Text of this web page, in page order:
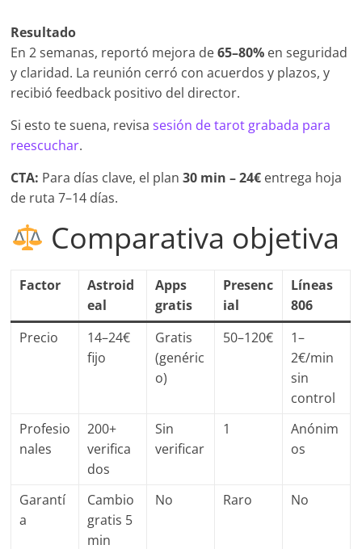
Resultado
En 2 semanas, reportó mejora de65–80% en seguridad
y claridad. La reunión cerró con acuerdos y plazos, y
recibió feedback positivo del director.
Si esto te suena, revisasesión de tarot grabada para
reescuchar.
CTA: Para días clave, el plan30 min – 24€ entrega hoja
de ruta 7–14 días.
Comparativa objetiva
Factor
Astroid
eal
Apps
gratis
Presenc
ial
Líneas
806
Precio
14–24€
fijo
Gratis
(genéric
o)
50–120€
1–
2€/min
sin
control
Profesio
nales
200+
verifica
dos
Sin
verificar
1
Anónim
os
Garantí
a
Cambio
gratis 5
min
No Raro No